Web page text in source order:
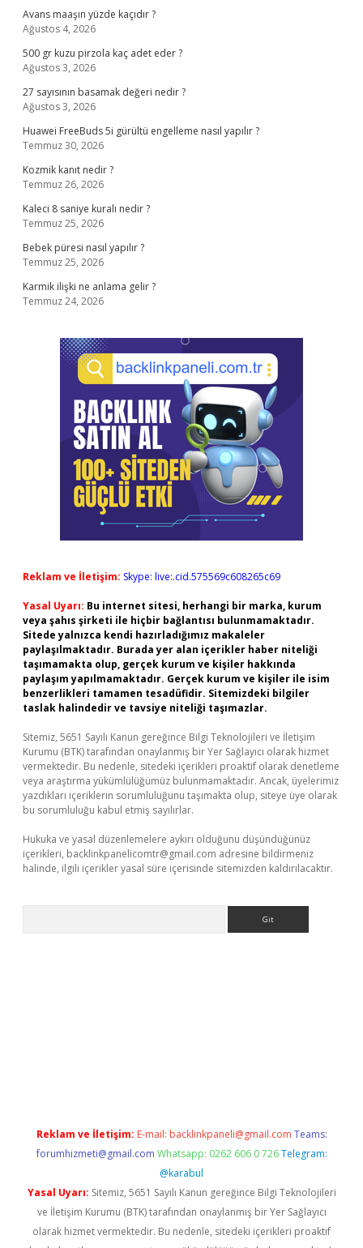
Avans maaşın yüzde kaçıdır ?
Ağustos 4, 2026
500 gr kuzu pirzola kaç adet eder ?
Ağustos 3, 2026
27 sayısının basamak değeri nedir ?
Ağustos 3, 2026
Huawei FreeBuds 5i gürültü engelleme nasıl yapılır ?
Temmuz 30, 2026
Kozmik kanıt nedir ?
Temmuz 26, 2026
Kaleci 8 saniye kuralı nedir ?
Temmuz 25, 2026
Bebek püresi nasıl yapılır ?
Temmuz 25, 2026
Karmik ilişki ne anlama gelir ?
Temmuz 24, 2026
Reklam ve İletişim: Skype: live:.cid.575569c608265c69
Yasal Uyarı: Bu internet sitesi, herhangi bir marka, kurum
veya şahıs şirketi ile hiçbir bağlantısı bulunmamaktadır.
Sitede yalnızca kendi hazırladığımız makaleler
paylaşılmaktadır. Burada yer alan içerikler haber niteliği
taşımamakta olup, gerçek kurum ve kişiler hakkında
paylaşım yapılmamaktadır. Gerçek kurum ve kişiler ile isim
benzerlikleri tamamen tesadüfidir. Sitemizdeki bilgiler
taslak halindedir ve tavsiye niteliği taşımazlar.
Sitemiz, 5651 Sayılı Kanun gereğince Bilgi Teknolojileri ve İletişim
Kurumu (BTK) tarafından onaylanmış bir Yer Sağlayıcı olarak hizmet
vermektedir. Bu nedenle, sitedeki içerikleri proaktif olarak denetleme
veya araştırma yükümlülüğümüz bulunmamaktadır. Ancak, üyelerimiz
yazdıkları içeriklerin sorumluluğunu taşımakta olup, siteye üye olarak
bu sorumluluğu kabul etmiş sayılırlar.
Hukuka ve yasal düzenlemelere aykırı olduğunu düşündüğünüz
içerikleri, backlinkpanelicomtr@gmail.com adresine bildirmeniz
halinde, ilgili içerikler yasal süre içerisinde sitemizden kaldırılacaktır.
Reklam ve İletişim: E-mail: backlinkpaneli@gmail.com Teams:
forumhizmeti@gmail.com Whatsapp: 0262 606 0 726 Telegram:
@karabul
Yasal Uyarı: Sitemiz, 5651 Sayılı Kanun gereğince Bilgi Teknolojileri
ve İletişim Kurumu (BTK) tarafından onaylanmış bir Yer Sağlayıcı
olarak hizmet vermektedir. Bu nedenle, sitedeki içerikleri proaktif